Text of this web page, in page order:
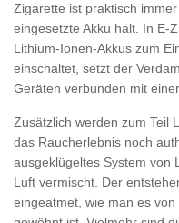
Zigarette ist praktisch
eingesetzte Akku hält. In E-
Lithium-Ionen-Akkus zum
einschaltet, setzt der
Geräten verbunden mit
Zusätzlich werden zum Teil
das Raucherlebnis noch
ausgeklügeltes System von
Luft vermischt. Der
eingeatmet, wie man es